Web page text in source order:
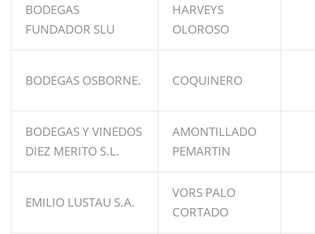
BODEGAS
FUNDADOR SLU
HARVEYS
OLOROSO
BODEGAS OSBORNE. COQUINERO
BODEGAS Y VINEDOS
DIEZ MERITO S.L.
AMONTILLADO
PEMARTIN
EMILIO LUSTAU S.A.
VORS PALO
CORTADO